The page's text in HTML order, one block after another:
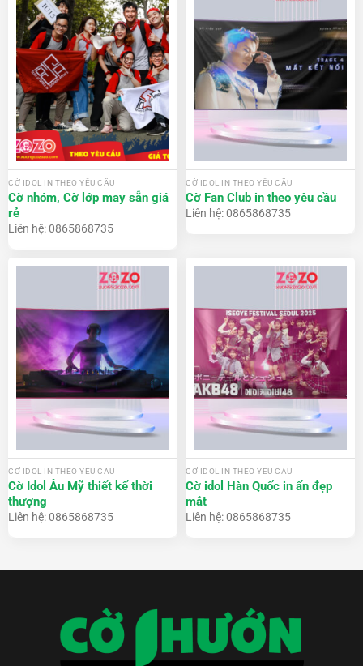
CỜ IDOL IN THEO YÊU CẦU
Cờ nhóm, Cờ lớp may sẵn giá
rẻ
Liên hệ: 0865868735
CỜ IDOL IN THEO YÊU CẦU
Cờ Fan Club in theo yêu cầu
Liên hệ: 0865868735
CỜ IDOL IN THEO YÊU CẦU
Cờ Idol Âu Mỹ thiết kế thời
thượng
Liên hệ: 0865868735
CỜ IDOL IN THEO YÊU CẦU
Cờ idol Hàn Quốc in ấn đẹp
mắt
Liên hệ: 0865868735